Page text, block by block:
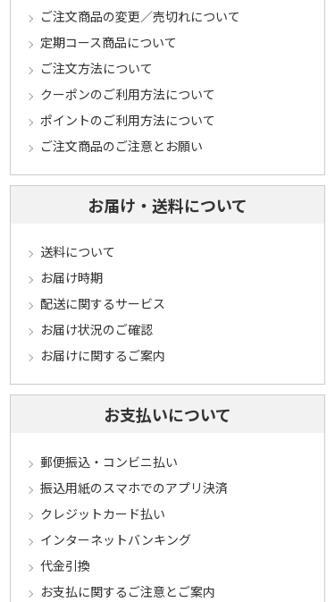
ご注文商品の変更／売切れについて
定期コース商品について
ご注文方法について
クーポンのご利用方法について
ポイントのご利用方法について
ご注文商品のご注意とお願い
お届け・送料について
送料について
お届け時期
配送に関するサービス
お届け状況のご確認
お届けに関するご案内
お支払いについて
郵便振込・コンビニ払い
振込用紙のスマホでのアプリ決済
クレジットカード払い
インターネットバンキング
代金引換
お支払に関するご注意とご案内